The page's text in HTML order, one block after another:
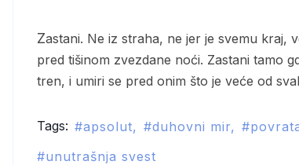
Zastani. Ne iz straha, ne jer je svemu kraj, već kao što reka zastane pred ušćem, kao što pogled zastane
pred tišinom zvezdane noći. Zastani tamo
tren, i umiri se pred onim što je veće od
Tags: apsolut duhovni mir
unutrašnja svest